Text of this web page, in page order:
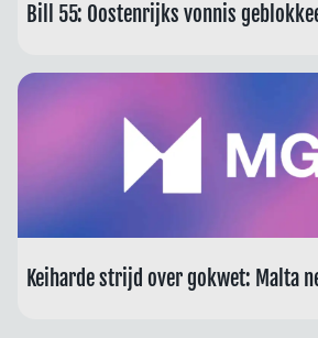
Bill 55: Oostenrijks vonnis
Keiharde strijd over gokwet: Malta